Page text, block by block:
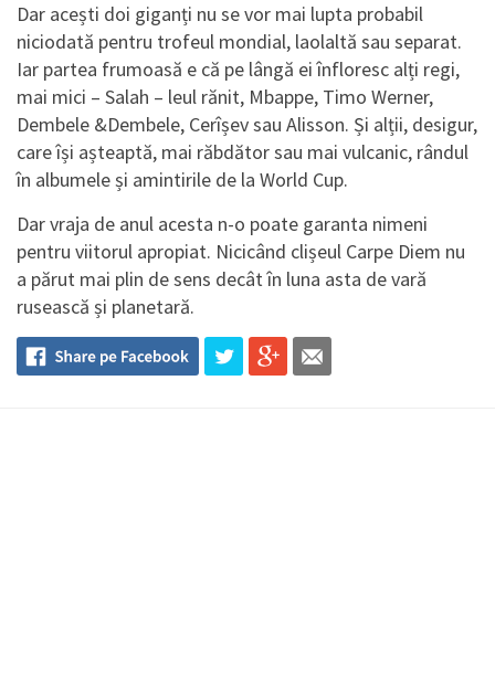
Dar acești doi giganți nu se vor mai lupta probabil
niciodată pentru trofeul mondial, laolaltă sau separat.
Iar partea frumoasă e că pe lângă ei înfloresc alți regi,
mai mici – Salah – leul rănit, Mbappe, Timo Werner,
Dembele &Dembele, Cerîșev sau Alisson. Și alții, desigur,
care își așteaptă, mai răbdător sau mai vulcanic, rândul
în albumele și amintirile de la World Cup.
Dar vraja de anul acesta n-o poate garanta nimeni
pentru viitorul apropiat. Nicicând clișeul Carpe Diem nu
a părut mai plin de sens decât în luna asta de vară
rusească și planetară.